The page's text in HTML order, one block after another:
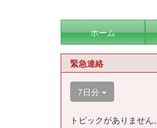
ホーム
緊急連絡
7日分
トピックがありません。